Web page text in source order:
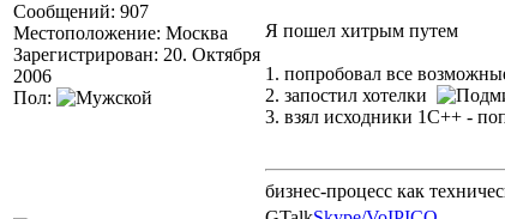
Сообщений: 907
Местоположение: Москва
Зарегистрирован: 20. Октября
2006
Пол:
Я пошел хитрым путем
1. попробовал все
2. запостил хотелки
3. взял исходники 1С++ -
бизнес-процесс как